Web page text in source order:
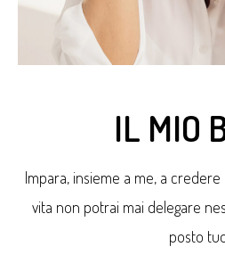
IL MIO
Impara, insieme a me, a
vita non potrai mai delegare
posto